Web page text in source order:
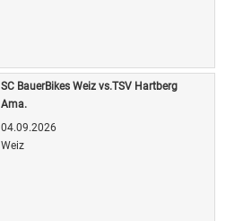
SC BauerBikes Weiz vs.TSV Hartberg
Ama.
04.09.2026
Weiz